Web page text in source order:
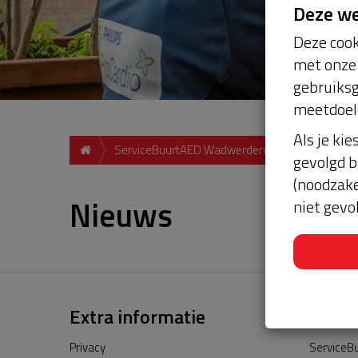
ServiceBuurtAED Wadwerderweg, 9988,
Nieuws
Extra informatie
Privacy
Deze
Deze
met
Als je
gevolgd
niet